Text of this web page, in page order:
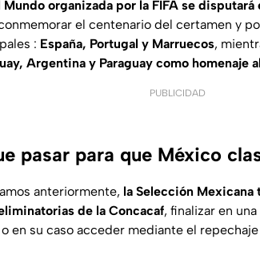
Mundo organizada por la FIFA se disputará
el centenario del certamen y
: España, Portugal y Marruecos,
Argentina y Paraguay como homenaje
PUBLICIDAD
pasar para que México
anteriormente, la Selección Mexicana
de la Concacaf, finalizar en
en su caso acceder mediante el